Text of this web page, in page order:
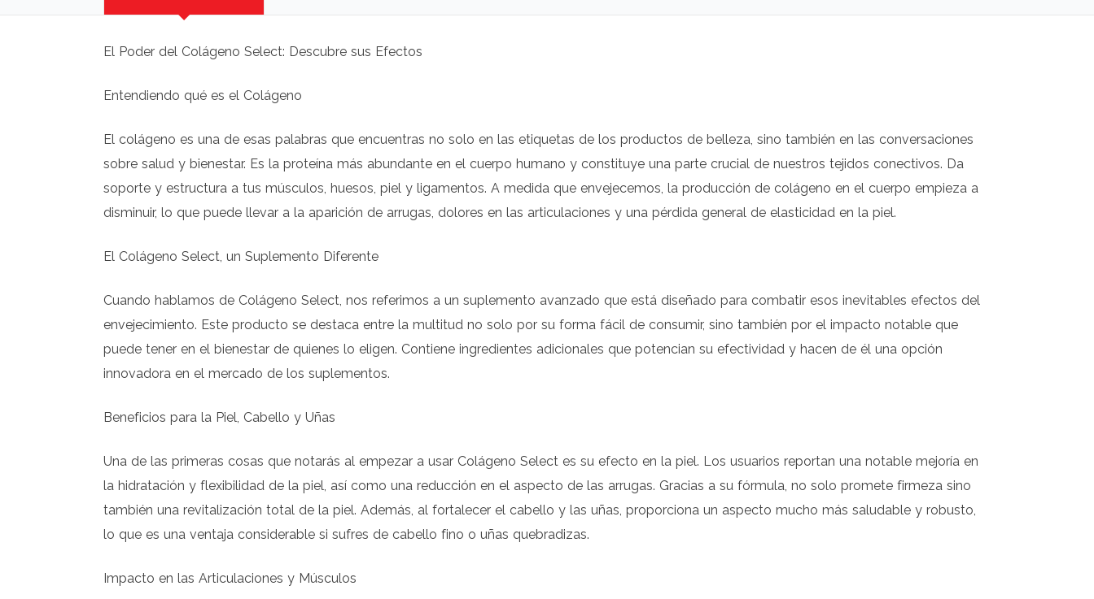
El Poder del Colágeno Select: Descubre sus Efectos
Entendiendo qué es el Colágeno
El colágeno es una de esas palabras que encuentras no solo en las etiquetas de los productos de belleza, sino también en las conversaciones
sobre salud y bienestar. Es la proteína más abundante en el cuerpo humano y constituye una parte crucial de nuestros tejidos conectivos. Da
soporte y estructura a tus músculos, huesos, piel y ligamentos. A medida que envejecemos, la producción de colágeno en el cuerpo empieza a
disminuir, lo que puede llevar a la aparición de arrugas, dolores en las articulaciones y una pérdida general de elasticidad en la piel.
El Colágeno Select, un Suplemento Diferente
Cuando hablamos de Colágeno Select, nos referimos a un suplemento avanzado que está diseñado para combatir esos inevitables efectos del
envejecimiento. Este producto se destaca entre la multitud no solo por su forma fácil de consumir, sino también por el impacto notable que
puede tener en el bienestar de quienes lo eligen. Contiene ingredientes adicionales que potencian su efectividad y hacen de él una opción
innovadora en el mercado de los suplementos.
Beneficios para la Piel, Cabello y Uñas
Una de las primeras cosas que notarás al empezar a usar Colágeno Select es su efecto en la piel. Los usuarios reportan una notable mejoría en
la hidratación y flexibilidad de la piel, así como una reducción en el aspecto de las arrugas. Gracias a su fórmula, no solo promete firmeza sino
también una revitalización total de la piel. Además, al fortalecer el cabello y las uñas, proporciona un aspecto mucho más saludable y robusto,
lo que es una ventaja considerable si sufres de cabello fino o uñas quebradizas.
Impacto en las Articulaciones y Músculos